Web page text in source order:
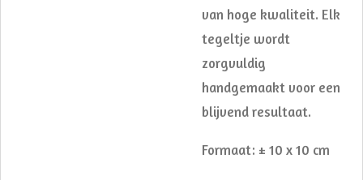
van hoge kwaliteit. Elk
tegeltje wordt
zorgvuldig
handgemaakt voor een
blijvend resultaat.
Formaat: ± 10 x 10 cm